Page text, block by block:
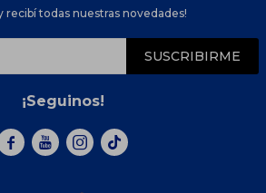
recibí todas nuestras novedades!
SUSCRIBIRME
¡Seguinos!
  